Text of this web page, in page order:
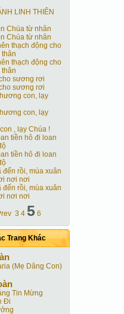
LINH THIÊN
Chúa từ nhân
Chúa từ nhân
thạch động cho
thân
thạch động cho
thân
sương rơi
sương rơi
con, lạy
con, lạy
, lạy Chúa !
tiền hô đi loan
tiền hô đi loan
đến rồi, mùa xuân
nơi nơi
đến rồi, mùa xuân
nơi nơi
3 4 5 6
Trang Khác
(Mẹ Dâng Con)
Tin Mừng
Đi